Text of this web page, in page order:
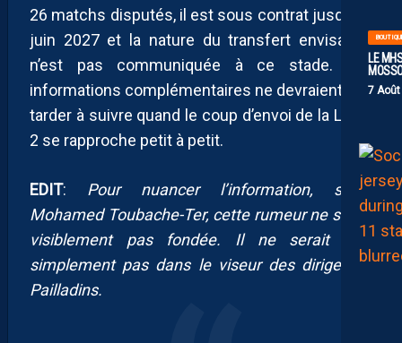
LE
7
26 matchs disputés, il est sous contrat jusqu’en
juin 2027 et la nature du transfert envisagée
n’est pas communiquée à ce stade. Les
informations complémentaires ne devraient pas
tarder à suivre quand le coup d’envoi de la Ligue
2 se rapproche petit à petit.
EDIT: Pour nuancer l’information, selon
Mohamed Toubache-Ter, cette rumeur ne serait
visiblement pas fondée. Il ne serait tout
simplement pas dans le viseur des dirigeants
Pailladins.